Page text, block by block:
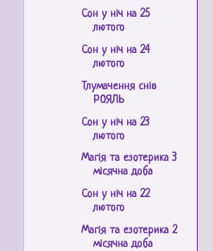
Сон у ніч на 25
лютого
Сон у ніч на 24
лютого
Тлумачення снів
РОЯЛЬ
Сон у ніч на 23
лютого
Магія та езотерика 3
місячна доба
Сон у ніч на 22
лютого
Магія та езотерика 2
місячна доба